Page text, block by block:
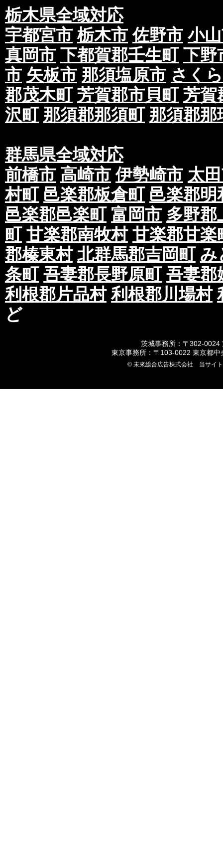
１％でも色を加えることで透過を避けることが
制作する場合は、お客様の自己責任でご対応下
⑦著作権に関して画像やテキストはお客様で著
可を受けているものをご支給下さい。※万が一
生した場合、当社は一切の責任を負いかねます
第三条 広告規制について
①当社のポスティング配布は紙面の内容に一定
ご入稿・ご納品前に広告審査を行わせていただ
予め印刷前のデータ、またはチラシをスキャン
撮影した画像など広告内容がわかるものを予め
広告審査が長引いた場合、配布期間に遅れが生
第四条 ご対応に関して
①お客様からのお問い合わせにつきましては、
応となります。
ご要望やご意見等につきましては社内にて協議
ご連絡させていただきます。
なお、いかなる場合におきましても当社スタッ
情報はお伝えいたしかねます。
第五条 ご利用の制限に関して
レームを行なった履歴がある法人または個人。
②ポスティングチラシが法令及び公序良俗に反
③反社会的勢力の構成員及び関係者、言動及び
栃木県全域対応
宇都宮市 栃木市 佐野市 小
真岡市 下都賀郡壬生町 下野
市 矢板市 那須塩原市 さく
郡茂木町 芳賀郡市貝町 芳賀
沢町 那須郡那須町 那須郡那
群馬県全域対応
前橋市 高崎市 伊勢崎市 太
村町 邑楽郡板倉町 邑楽郡明
邑楽郡邑楽町 富岡市 多野郡
町 甘楽郡南牧村 甘楽郡甘楽
郡榛東村 北群馬郡吉岡町 み
条町 吾妻郡長野原町 吾妻郡
利根郡片品村 利根郡川場村
ど
茨城事務所：〒302-0024
東京事務所：〒103-0022 東京都
© 未來総合広告株式会社 当サイ